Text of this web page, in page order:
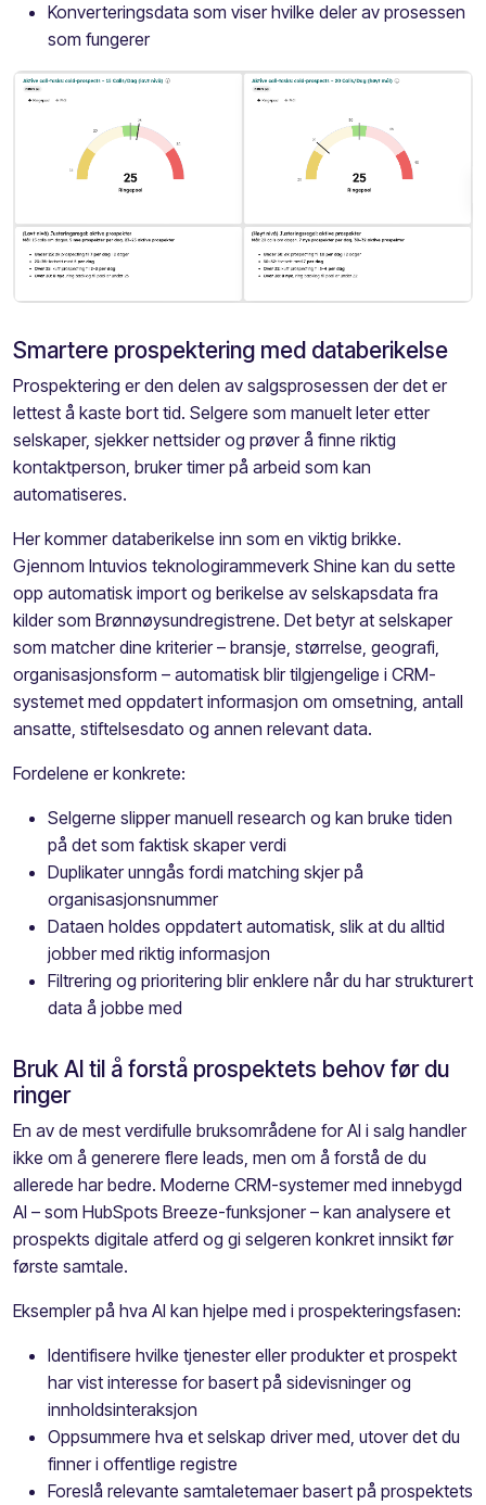
Konverteringsdata som viser hvilke deler av prosessen
som fungerer
Smartere prospektering med databerikelse
Prospektering er den delen av salgsprosessen der det er
lettest å kaste bort tid. Selgere som manuelt leter etter
selskaper, sjekker nettsider og prøver å finne riktig
kontaktperson, bruker timer på arbeid som kan
automatiseres.
Her kommer databerikelse inn som en viktig brikke.
Gjennom Intuvios teknologirammeverk Shine kan du sette
opp automatisk import og berikelse av selskapsdata fra
kilder som Brønnøysundregistrene. Det betyr at selskaper
som matcher dine kriterier – bransje, størrelse, geografi,
organisasjonsform – automatisk blir tilgjengelige i CRM-
systemet med oppdatert informasjon om omsetning, antall
ansatte, stiftelsesdato og annen relevant data.
Fordelene er konkrete:
Selgerne slipper manuell research og kan bruke tiden
på det som faktisk skaper verdi
Duplikater unngås fordi matching skjer på
organisasjonsnummer
Dataen holdes oppdatert automatisk, slik at du alltid
jobber med riktig informasjon
Filtrering og prioritering blir enklere når du har strukturert
data å jobbe med
Bruk AI til å forstå prospektets behov før du
ringer
En av de mest verdifulle bruksområdene for AI i salg handler
ikke om å generere flere leads, men om å forstå de du
allerede har bedre. Moderne CRM-systemer med innebygd
AI – som HubSpots Breeze-funksjoner – kan analysere et
prospekts digitale atferd og gi selgeren konkret innsikt før
første samtale.
Eksempler på hva AI kan hjelpe med i prospekteringsfasen:
Identifisere hvilke tjenester eller produkter et prospekt
har vist interesse for basert på sidevisninger og
innholdsinteraksjon
Oppsummere hva et selskap driver med, utover det du
finner i offentlige registre
Foreslå relevante samtaletemaer basert på prospektets